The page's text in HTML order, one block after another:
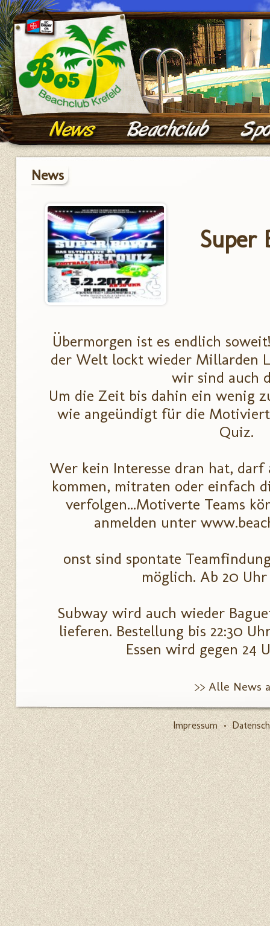
News
Super
Übermorgen ist es endlich
der Welt lockt wieder Millarden
wir sind auch
Um die Zeit bis dahin ein wenig
wie angeündigt für die
Quiz.
Wer kein Interesse dran hat,
kommen, mitraten oder einfach
verfolgen...Motiverte Teams
anmelden unter
onst sind spontate
möglich. Ab 20
Subway wird auch wieder
lieferen. Bestellung bis 22:30
Essen wird gegen 24
>> Alle News
Impressum •